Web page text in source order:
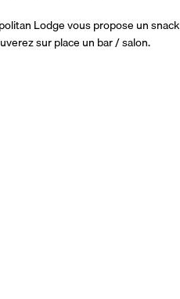
Lodge vous propose un snack
sur place un bar / salon.